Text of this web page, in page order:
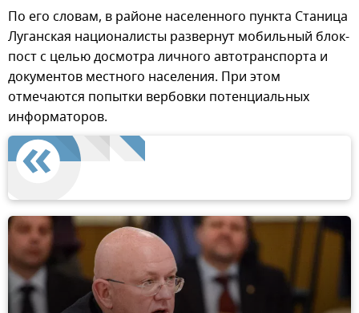
По его словам, в районе населенного пункта Станица
Луганская националисты развернут мобильный блок-
пост с целью досмотра личного автотранспорта и
документов местного населения. При этом
отмечаются попытки вербовки потенциальных
информаторов.